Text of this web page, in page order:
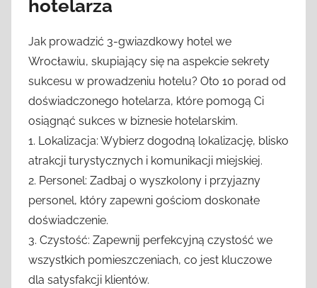
hotelarza
Jak prowadzić 3-gwiazdkowy hotel we
Wrocławiu, skupiający się na aspekcie sekrety
sukcesu w prowadzeniu hotelu? Oto 10 porad od
doświadczonego hotelarza, które pomogą Ci
osiągnąć sukces w biznesie hotelarskim.
1. Lokalizacja: Wybierz dogodną lokalizację, blisko
atrakcji turystycznych i komunikacji miejskiej.
2. Personel: Zadbaj o wyszkolony i przyjazny
personel, który zapewni gościom doskonałe
doświadczenie.
3. Czystość: Zapewnij perfekcyjną czystość we
wszystkich pomieszczeniach, co jest kluczowe
dla satysfakcji klientów.